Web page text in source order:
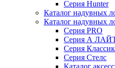
Серия Hunter
Каталог надувных
Каталог надувных
Серия PRO
Серия А
Серия
Серия Стелс
Каталог